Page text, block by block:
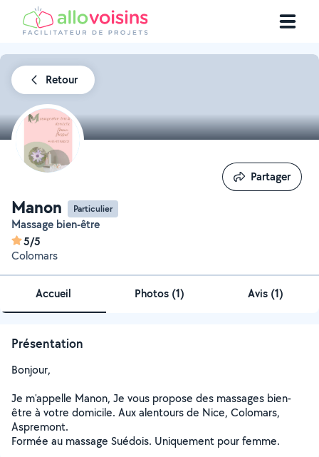
Retour
Manon Particulier
Massage bien-être
5/5
Colomars
Partager
Partager
Accueil Photos (1) Avis (1)
Présentation
Bonjour,
Je m'appelle Manon, Je vous propose des massages bien-
être à votre domicile. Aux alentours de Nice, Colomars,
Aspremont.
Formée au massage Suédois. Uniquement pour femme.